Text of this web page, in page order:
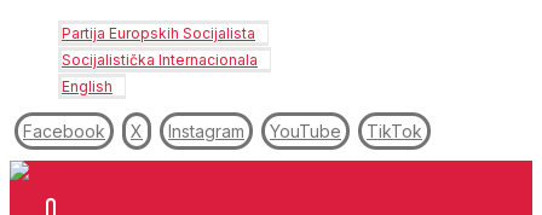
Partija Europskih Socijalista
Socijalistička Internacionala
English
Facebook X Instagram YouTube TikTok